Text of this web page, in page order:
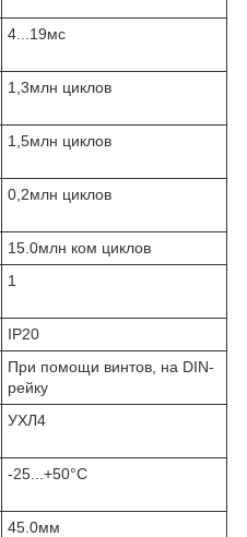
4...19мс
1,3млн циклов
1,5млн циклов
0,2млн циклов
15.0млн ком циклов
1
IP20
При помощи винтов, на DIN-
рейку
УХЛ4
-25...+50°C
45.0мм